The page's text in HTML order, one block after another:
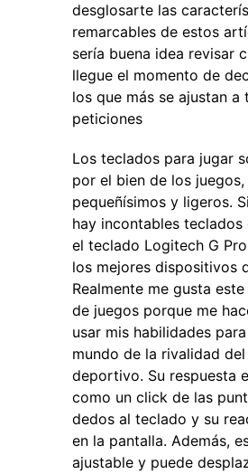
desglosarte las
remarcables de estos
sería buena idea revisar
llegue el momento de
los que más se ajustan a
peticiones
Los teclados para jugar
por el bien de los
pequeñísimos y ligeros.
hay incontables teclados
el teclado Logitech G
los mejores dispositivos
Realmente me gusta
de juegos porque me
usar mis habilidades
mundo de la rivalidad
deportivo. Su respuesta
como un click de las
dedos al teclado y su
en la pantalla. Además,
ajustable y puede